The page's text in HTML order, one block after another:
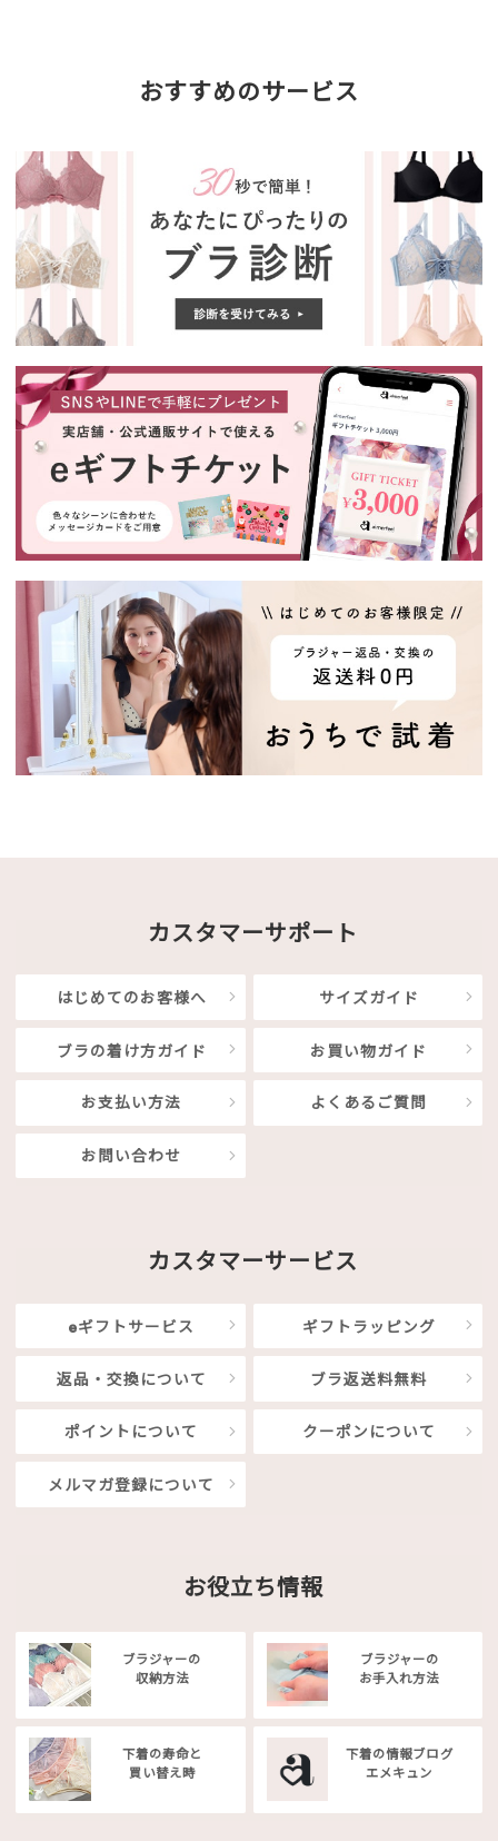
おすすめのサービス
カスタマーサポート
はじめてのお客様へ サイズガイド
ブラの着け方ガイド お買い物ガイド
お支払い方法 よくあるご質問
お問い合わせ
カスタマーサービス
eギフトサービス ギフトラッピング
返品・交換について ブラ返送料無料
ポイントについて クーポンについて
メルマガ登録について
お役立ち情報
ブラジャーの
収納方法
ブラジャーの
お手入れ方法
下着の寿命と
買い替え時
下着の情報ブログ
エメキュン